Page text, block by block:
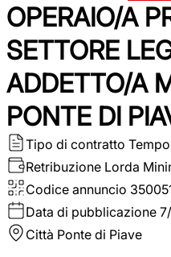
OPERAIO/A
SETTORE
ADDETTO/A
PONTE DI
Tipo di contratto
Retribuzione Lorda
Codice annuncio
Data di pubblicazione
Città Ponte di Piave